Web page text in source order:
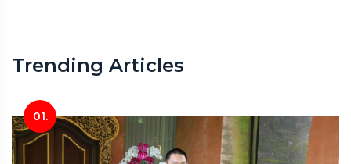
Trending Articles
01.